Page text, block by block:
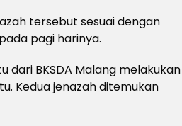
tersebut sesuai dengan
pagi harinya.
dari BKSDA Malang melakukan
Kedua jenazah ditemukan